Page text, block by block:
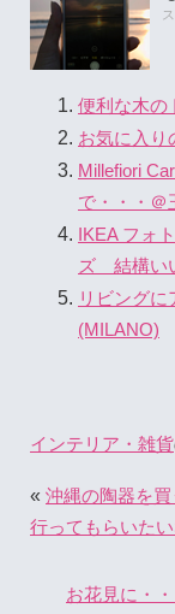
便利な木の
お気に入
Millefiori
で・・・＠
IKEA フォ
ズ 結構い
リビング
(MILANO)
インテリア・雑貨
« 沖縄の陶器を
行ってもらいた
お花見に・